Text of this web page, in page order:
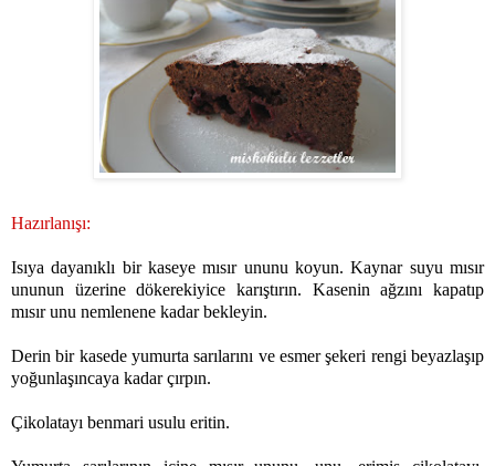
Hazırlanışı:
Isıya dayanıklı bir kaseye mısır ununu koyun. Kaynar suyu mısır
ununun üzerine dökerekiyice karıştırın. Kasenin ağzını kapatıp
mısır unu nemlenene kadar bekleyin.
Derin bir kasede yumurta sarılarını ve esmer şekeri rengi beyazlaşıp
yoğunlaşıncaya kadar çırpın.
Çikolatayı benmari usulu eritin.